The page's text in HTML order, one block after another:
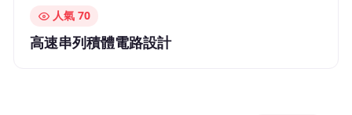
人氣 70
高速串列積體電路設計